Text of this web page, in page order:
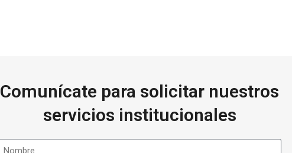
Comunícate para solicitar nuestros
servicios institucionales